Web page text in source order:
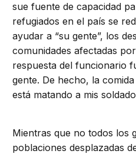
sue fuente de capacidad
refugiados en el país se
ayudar a “su gente”, los
comunidades afectadas
respuesta del funcionario
gente. De hecho, la
está matando a mis
Mientras que no todos los
poblaciones desplazadas